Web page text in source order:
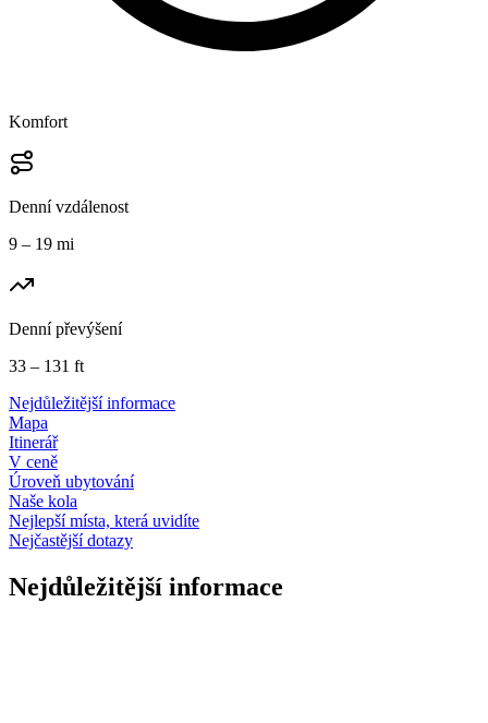
Komfort
Denní vzdálenost
9 – 19 mi
Denní převýšení
33 – 131 ft
Nejdůležitější informace
Mapa
Itinerář
V ceně
Úroveň ubytování
Naše kola
Nejlepší místa, která uvidíte
Nejčastější dotazy
Nejdůležitější informace